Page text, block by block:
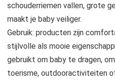
schouderriemen vallen, grote
maakt je baby veiliger.
Gebruik: producten zijn
stijlvolle als mooie
gebruikt om baby te dragen,
toerisme, outdooractiviteiten